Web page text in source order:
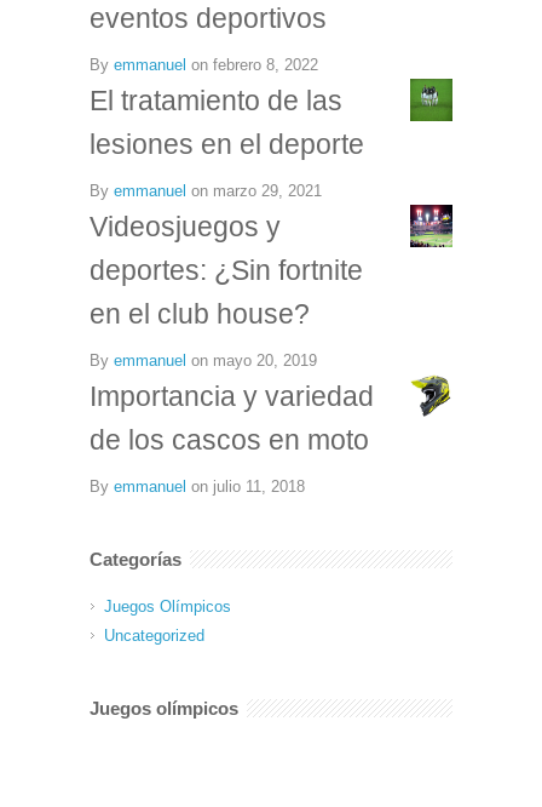
eventos deportivos
By emmanuel on febrero 8, 2022
El tratamiento de las
lesiones en el deporte
By emmanuel on marzo 29, 2021
Videosjuegos y
deportes: ¿Sin fortnite
en el club house?
By emmanuel on mayo 20, 2019
Importancia y variedad
de los cascos en moto
By emmanuel on julio 11, 2018
Categorías
Juegos Olímpicos
Uncategorized
Juegos olímpicos